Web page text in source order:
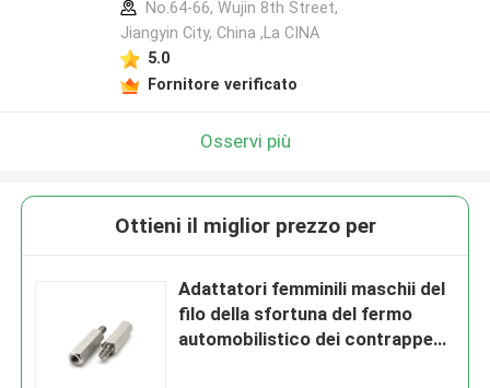
No.64-66, Wujin 8th Street,
Jiangyin City, China ,La CINA
5.0
Fornitore verificato
Osservi più
Ottieni il miglior prezzo per
Adattatori femminili maschii del
filo della sfortuna del fermo
automobilistico dei contrappesi